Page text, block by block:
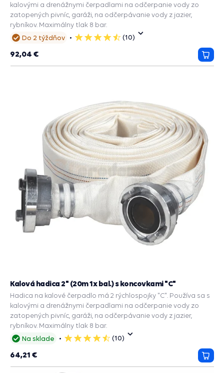
Do 2 týždňov
5
(10)
kalovými a drenážnymi čerpadlami na odčerpanie vody zo
zatopených pivníc, garáži, na odčerpávanie vody z jazier,
rybníkov. Maximálny tlak 8 bar.
92,04 €
do
Na sklade
5
(10)
Kalová hadica 2" (20m 1x bal.) s koncovkami "C"
Hadica na kalové čerpadlo má 2 rýchlospojky "C". Používa sa s
kalovými a drenážnymi čerpadlami na odčerpanie vody zo
zatopených pivníc, garáži, na odčerpávanie vody z jazier,
rybníkov. Maximálny tlak 8 bar.
64,21 €
do